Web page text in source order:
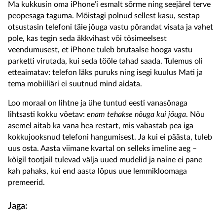
Ma kukkusin oma iPhone’i esmalt sõrme ning seejärel terve
peopesaga taguma. Mõistagi polnud sellest kasu, sestap
otsustasin telefoni täie jõuga vastu põrandat visata ja vahet
pole, kas tegin seda äkkvihast või tõsimeelsest
veendumusest, et iPhone tuleb brutaalse hooga vastu
parketti virutada, kui seda tööle tahad saada. Tulemus oli
etteaimatav: telefon läks puruks ning isegi kuulus Mati ja
tema mobiiliäri ei suutnud mind aidata.
Loo moraal on lihtne ja ühe tuntud eesti vanasõnaga
lihtsasti kokku võetav: enam tehakse nõuga kui jõuga. Nõu
asemel aitab ka vana hea restart, mis vabastab pea iga
kokkujooksnud telefoni hangumisest. Ja kui ei päästa, tuleb
uus osta. Aasta viimane kvartal on selleks imeline aeg –
kõigil tootjail tulevad välja uued mudelid ja naine ei pane
kah pahaks, kui end aasta lõpus uue lemmikloomaga
premeerid.
Jaga: